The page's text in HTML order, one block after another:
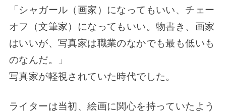
「シャガール（画家）になってもいい、チェー
オフ（文筆家）になってもいい。物書き、画家
はいいが、写真家は職業のなかでも最も低いも
のなんだ。」
写真家が軽視されていた時代でした。
ライターは当初、絵画に関心を持っていたよう